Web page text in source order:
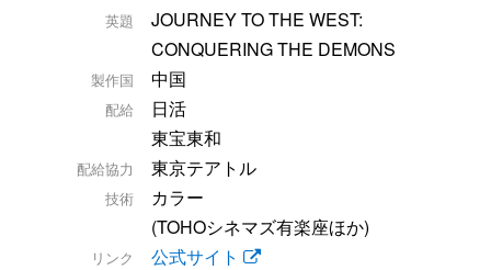
英題
JOURNEY TO THE WEST:
CONQUERING THE DEMONS
製作国 中国
配給
日活
東宝東和
配給協力 東京テアトル
技術
カラー
(TOHOシネマズ有楽座ほか)
リンク 公式サイト